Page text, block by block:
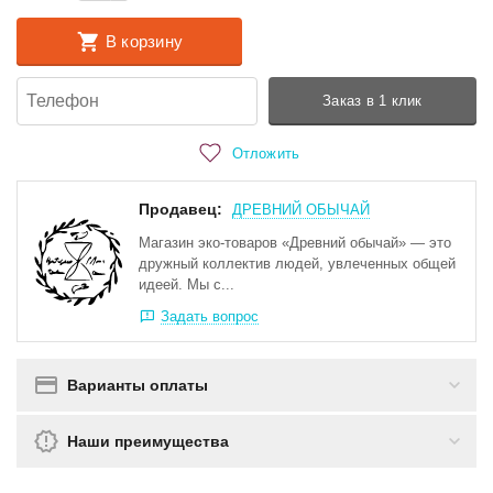
В корзину
Заказ в 1 клик
Отложить
Продавец:
ДРЕВНИЙ ОБЫЧАЙ
Магазин эко-товаров «Древний обычай» — это
дружный коллектив людей, увлеченных общей
идеей. Мы с...
Задать вопрос
Варианты оплаты
Наши преимущества